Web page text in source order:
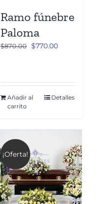
Ramo fúnebre
Paloma
$870.00 El
era:
$870.00.
$770.00El
es:
$770.00.
Añadir al
carrito
Detalles
¡Oferta!